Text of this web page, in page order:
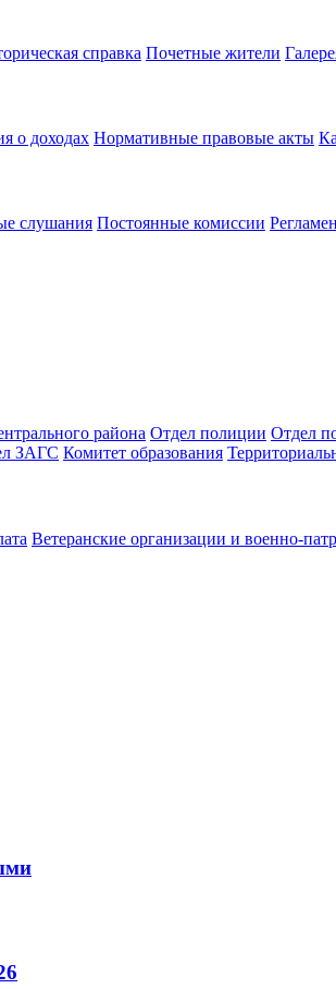
справка Почетные жители
о доходах Нормативные правовые акты
слушания Постоянные комиссии
района Отдел полиции Отдел
ЗАГС Комитет образования
Ветеранские организации и военно-